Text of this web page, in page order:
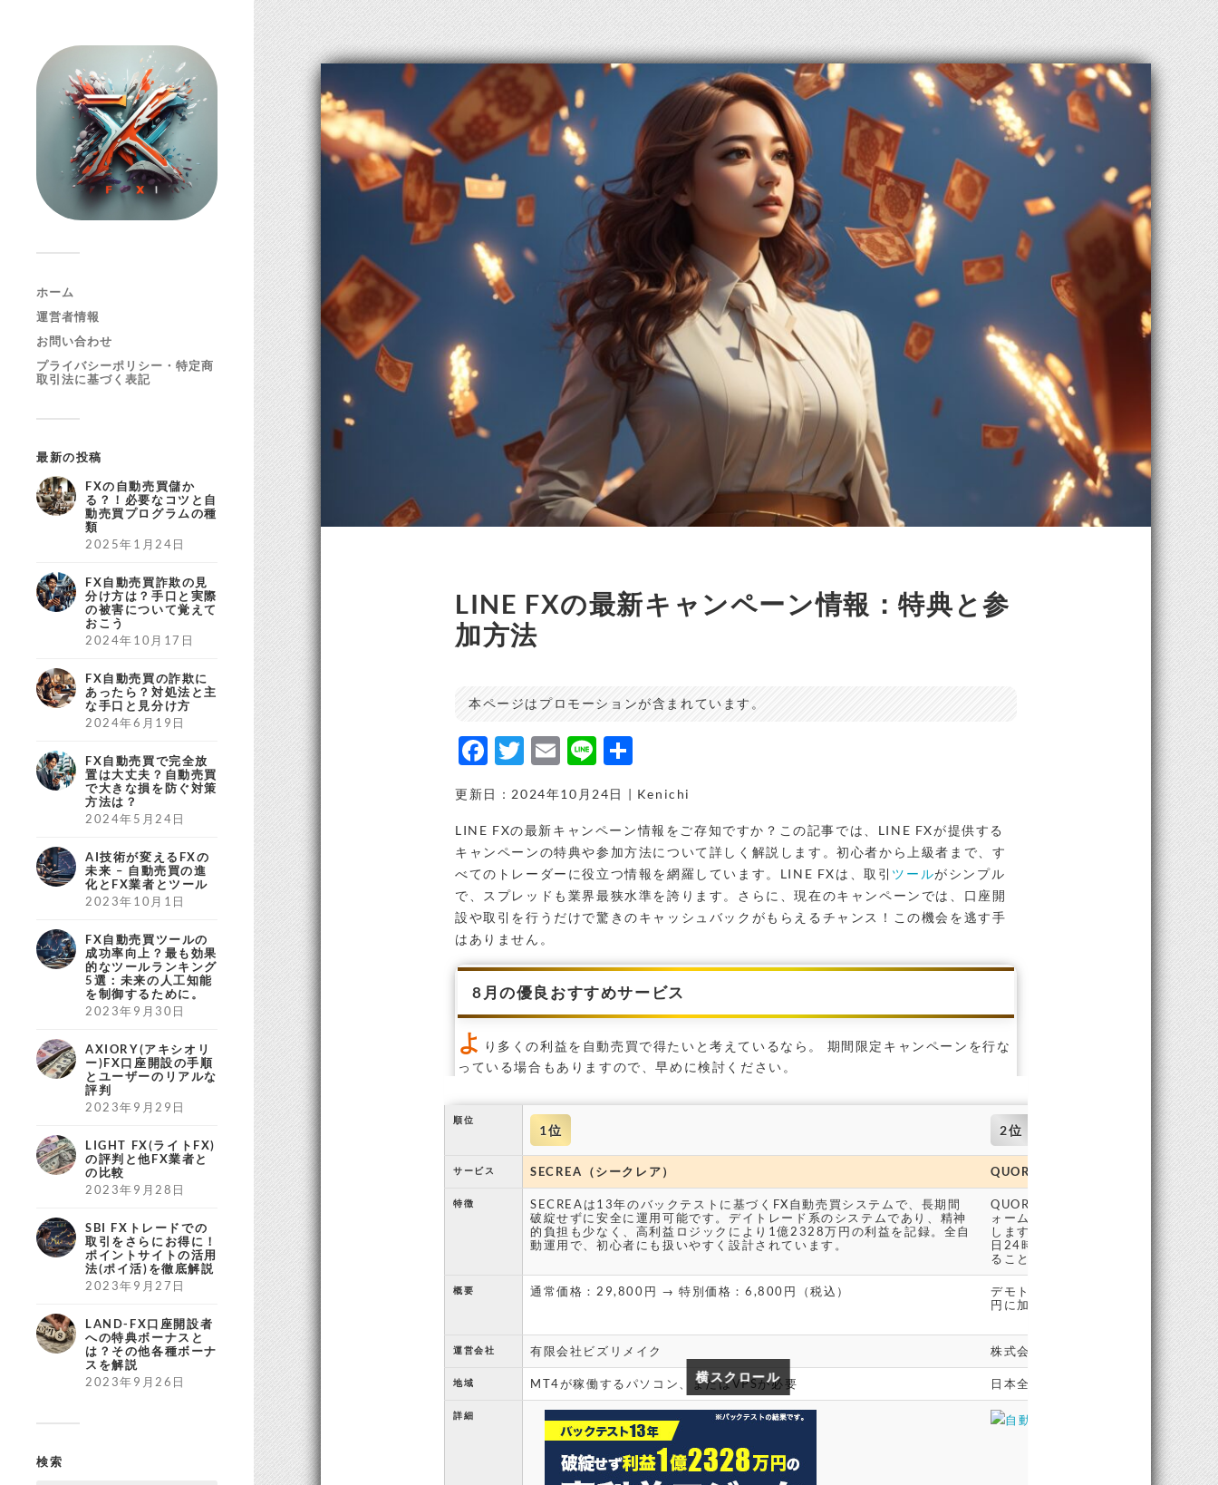
ホーム
運営者情報
お問い合わせ
プライバシーポリシー・特定商
取引法に基づく表記
最新の投稿
FXの自動売買儲か
る？！必要なコツと自
動売買プログラムの種
類
2025年1月24日
FX自動売買詐欺の見
分け方は？手口と実際
の被害について覚えて
おこう
2024年10月17日
FX自動売買の詐欺に
あったら？対処法と主
な手口と見分け方
2024年6月19日
FX自動売買で完全放
置は大丈夫？自動売買
で大きな損を防ぐ対策
方法は？
2024年5月24日
AI技術が変えるFXの
未来 – 自動売買の進
化とFX業者とツール
2023年10月1日
FX自動売買ツールの
成功率向上？最も効果
的なツールランキング
5選：未来の人工知能
を制御するために。
2023年9月30日
AXIORY(アキシオリ
ー)FX口座開設の手順
とユーザーのリアルな
評判
2023年9月29日
LIGHT FX(ライトFX)
の評判と他FX業者と
の比較
2023年9月28日
SBI FXトレードでの
取引をさらにお得に！
ポイントサイトの活用
法(ポイ活)を徹底解説
2023年9月27日
LAND-FX口座開設者
への特典ボーナスと
は？その他各種ボーナ
スを解説
2023年9月26日
検索
LINE FXの最新キャンペーン情報：特典と参
加方法
本ページはプロモーションが含まれています。
F
a
c
e
b
o
o
k
T
it
t
e
r
E
m
ai
l
Li
n
e
更新日：2024年10月24日 | Kenichi
LINE FXの最新キャンペーン情報をご存知ですか？この記事では、LINE FXが提供する
キャンペーンの特典や参加方法について詳しく解説します。初心者から上級者まで、す
べてのトレーダーに役立つ情報を網羅しています。LINE FXは、取引 ツールがシンプル
で、スプレッドも業界最狭水準を誇ります。さらに、現在のキャンペーンでは、口座開
設や取引を行うだけで驚きのキャッシュバックがもらえるチャンス！この機会を逃す手
はありません。
8月の優良おすすめサービス
よ
り多くの利益を自動売買で得たいと考えているなら。 期間限定キャンペーンを行な
っている場合もありますので、早めに検討ください。
順位
1位 2位
サービス SECREA（シークレア） QUOREA FX
特徴
SECREAは13年のバックテストに基づくFX自動売買システムで、長期間
破綻せずに安全に運用可能です。デイトレード系のシステムであり、精神
的負担も少なく、高利益ロジックにより1億2328万円の利益を記録。全自
動運用で、初心者にも扱いやすく設計されています。
QUOREA FXはAIを活用した外国為
ォームです。AIによる高度な投資判
します。ユーザーはAI判定値を参考
日24時間トレーディングが可能です
ることもできます。
概要 通常価格：29,800円 → 特別価格：6,800円（税込）
デモトレードは無料で利用可能。自
円に加え、月間売買代金の0.03%が
運営会社 有限会社ビズリメイク 株式会社 efit
地域 MT4が稼働するパソコン、またはVPSが必要 日本全国
詳細 自動売買サービス【QUOREA】
横スクロール
横スクロール